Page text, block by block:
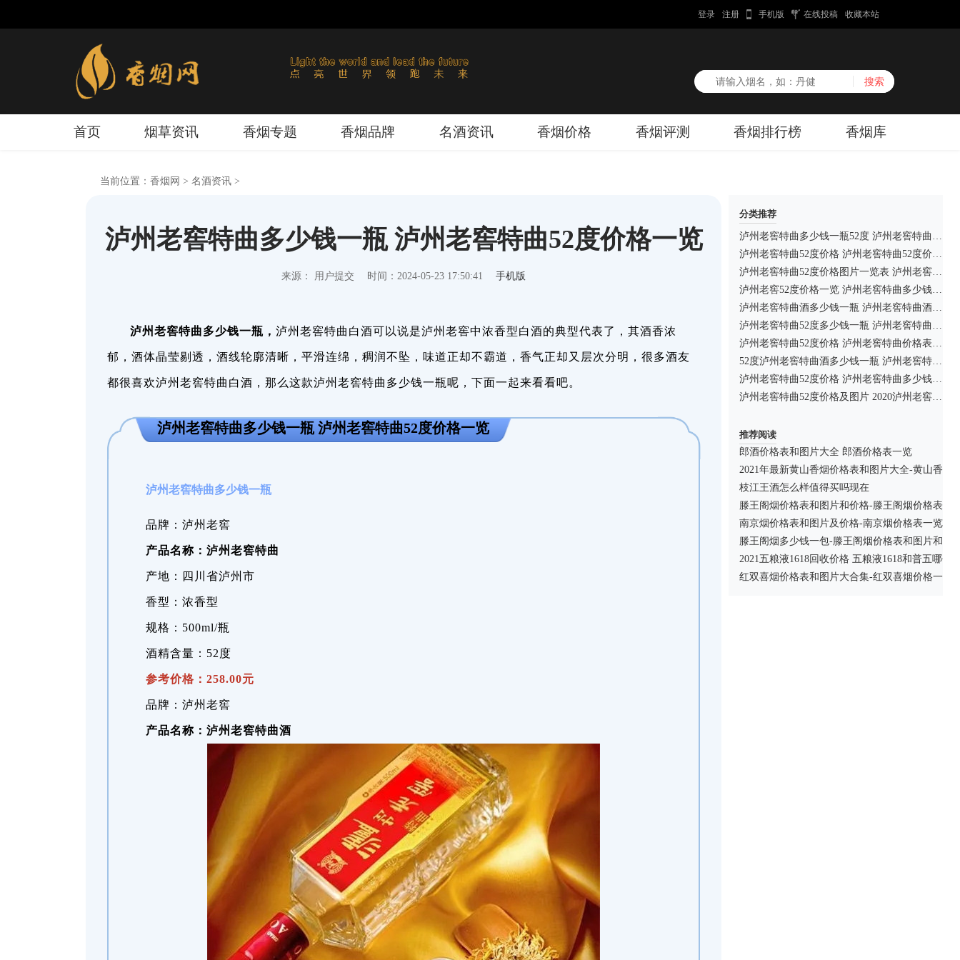
登录 注册 手机版 在线投稿 收藏本站
首页 烟草资讯 香烟专题 香烟品牌 名酒资讯 香烟价格 香烟评测 香烟排行榜 香烟库
当前位置： 香烟网 > 名酒资讯 >
泸州老窖特曲多少钱一瓶 泸州老窖特曲52度价格一览
来源： 用户提交 时间：2024-05-23 17:50:41 手机版
泸州老窖特曲多少钱一瓶， 泸州老窖特曲白酒可以说是泸州老窖中浓香型白酒的典型代表了，其酒香浓
郁，酒体晶莹剔透，酒线轮廓清晰，平滑连绵，稠润不坠，味道正却不霸道，香气正却又层次分明，很多酒友
都很喜欢泸州老窖特曲白酒，那么这款泸州老窖特曲多少钱一瓶呢，下面一起来看看吧。
泸州老窖特曲多少钱一瓶 泸州老窖特曲52度价格一览
泸州老窖特曲多少钱一瓶
品牌：泸州老窖
产品名称：泸州老窖特曲
产地：四川省泸州市
香型：浓香型
规格：500ml/瓶
酒精含量：52度
参考价格：258.00元
品牌：泸州老窖
产品名称：泸州老窖特曲酒
分类推荐
泸州老窖特曲多少钱一瓶52度 泸州老窖特曲怎么样
泸州老窖特曲52度价格 泸州老窖特曲52度价格多少钱一瓶
泸州老窖特曲52度价格图片一览表 泸州老窖特曲酒多少钱一瓶
泸州老窖52度价格一览 泸州老窖特曲多少钱一瓶
泸州老窖特曲酒多少钱一瓶 泸州老窖特曲酒52度价格
泸州老窖特曲52度多少钱一瓶 泸州老窖特曲价格表一览
泸州老窖特曲52度价格 泸州老窖特曲价格表一览
52度泸州老窖特曲酒多少钱一瓶 泸州老窖特曲价格表一览
泸州老窖特曲52度价格 泸州老窖特曲多少钱一瓶
泸州老窖特曲52度价格及图片 2020泸州老窖特曲多少钱一瓶
推荐阅读
郎酒价格表和图片大全 郎酒价格表一览
2021年最新黄山香烟价格表和图片大全-黄山香烟
枝江王酒怎么样值得买吗现在
滕王阁烟价格表和图片和价格-滕王阁烟价格表和
南京烟价格表和图片及价格-南京烟价格表一览
滕王阁烟多少钱一包-滕王阁烟价格表和图片和价
2021五粮液1618回收价格 五粮液1618和普五哪个
红双喜烟价格表和图片大合集-红双喜烟价格一览